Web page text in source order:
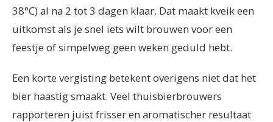
38°C) al na 2 tot 3 dagen klaar. Dat maakt kveik een
uitkomst als je snel iets wilt brouwen voor een
feestje of simpelweg geen weken geduld hebt.
Een korte vergisting betekent overigens niet dat het
bier haastig smaakt. Veel thuisbierbrouwers
rapporteren juist frisser en aromatischer resultaat